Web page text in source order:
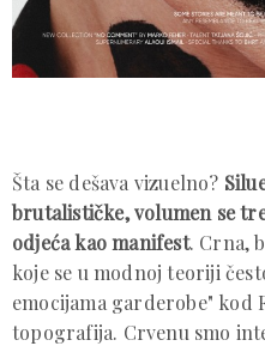
Šta se dešava vizuelno?
brutalističke, volumen se
odjeća kao manifest. Crna,
koje se u modnoj teoriji
emocijama garderobe" kod
topografija. Crvenu smo